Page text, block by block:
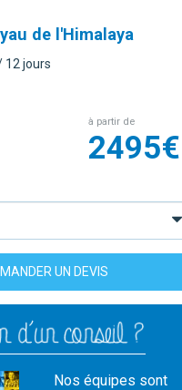
de l'Himalaya
12 jours
à partir de
2495€
UN DEVIS
Nos équipes sont